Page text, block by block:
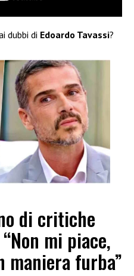
dubbi di Edoardo Tavassi?
di critiche
mi piace,
maniera furba”